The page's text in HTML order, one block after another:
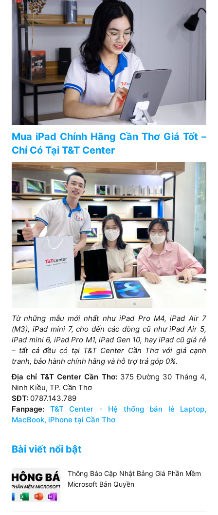
Mua iPad Chính Hãng Cần Thơ Giá Tốt –
Chỉ Có Tại T&T Center
Từ những mẫu mới nhất như iPad Pro M4, iPad Air 7
(M3), iPad mini 7, cho đến các dòng cũ như iPad Air 5,
iPad mini 6, iPad Pro M1, iPad Gen 10, hay iPad cũ giá rẻ
– tất cả đều có tại T&T Center Cần Thơ với giá cạnh
tranh, bảo hành chính hãng và hỗ trợ trả góp 0%.
Địa chỉ T&T Center Cần Thơ:375 Đường 30 Tháng 4,
Ninh Kiều, TP. Cần Thơ
SĐT: 0787.143.789
Fanpage:
T&T Center - Hệ thống bán lẻ Laptop,
MacBook, iPhone tại Cần Thơ
Bài viết nổi bật
Thông Báo Cập Nhật Bảng Giá Phần Mềm
Microsoft Bản Quyền